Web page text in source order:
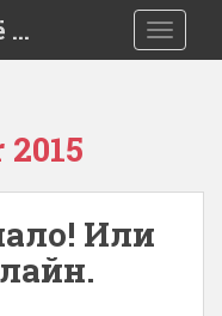
…
Или